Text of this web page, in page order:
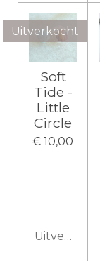
Uitverkocht
Soft
Tide -
Little
Circle
€ 10,00
Uitverkocht